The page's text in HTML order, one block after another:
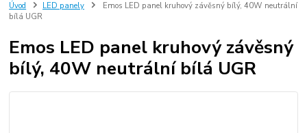
Úvod LED panely
Emos LED panel kruhový závěsný bílý, 40W neutrální
bílá UGR
Emos LED panel kruhový závěsný
bílý, 40W neutrální bílá UGR